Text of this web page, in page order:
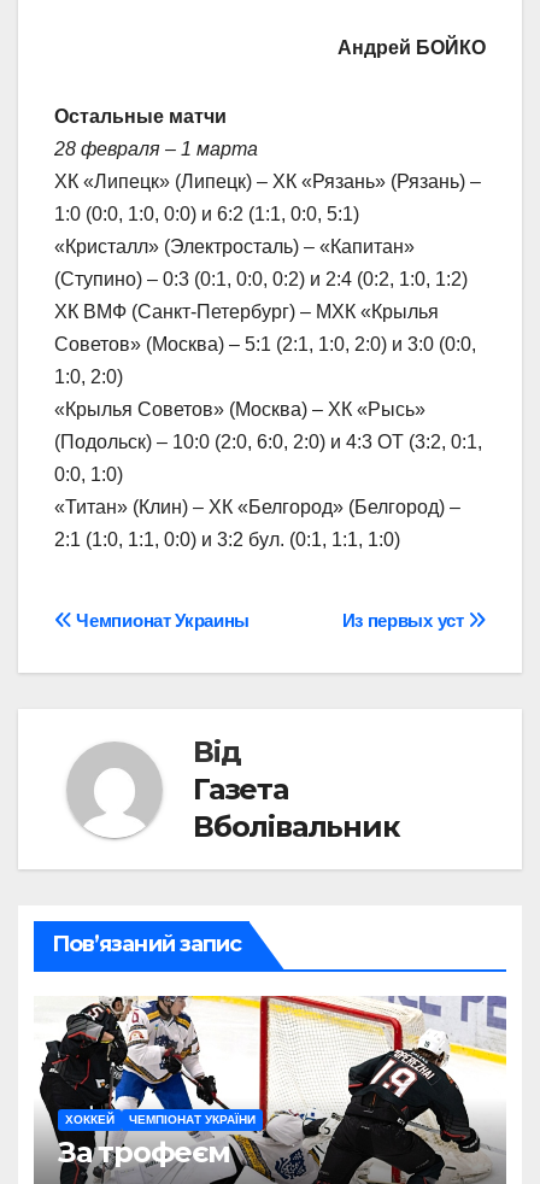
Андрей БОЙКО
Остальные матчи
28 февраля – 1 марта
ХК «Липецк» (Липецк) – ХК «Рязань» (Рязань) –
1:0 (0:0, 1:0, 0:0) и 6:2 (1:1, 0:0, 5:1)
«Кристалл» (Электросталь) – «Капитан»
(Ступино) – 0:3 (0:1, 0:0, 0:2) и 2:4 (0:2, 1:0, 1:2)
ХК ВМФ (Санкт-Петербург) – МХК «Крылья
Советов» (Москва) – 5:1 (2:1, 1:0, 2:0) и 3:0 (0:0,
1:0, 2:0)
«Крылья Советов» (Москва) – ХК «Рысь»
(Подольск) – 10:0 (2:0, 6:0, 2:0) и 4:3 ОТ (3:2, 0:1,
0:0, 1:0)
«Титан» (Клин) – ХК «Белгород» (Белгород) –
2:1 (1:0, 1:1, 0:0) и 3:2 бул. (0:1, 1:1, 1:0)
Навігація
записів
Из первых уст
Чемпионат Украины
Від
Газета
Вболівальник
Пов’язаний запис
ХОККЕЙ ЧЕМПІОНАТ УКРАЇНИ
За трофеєм